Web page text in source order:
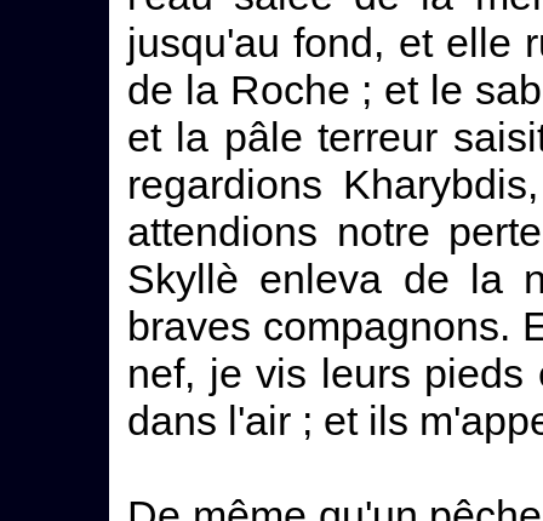
jusqu'au fond, et elle
de la Roche ; et le
et la pâle terreur
regardions
attendions notre
Skyllè enleva de la
braves compagnons.
nef, je vis leurs pieds
dans l'air ; et ils